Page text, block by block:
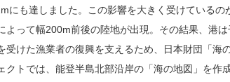
にも達しました。この影響を大きく受けている
よって幅200m前後の陸地が出現。その結果、港
受けた漁業者の復興を支えるため、日本財団「海
クトでは、能登半島北部沿岸の「海の地図」を作